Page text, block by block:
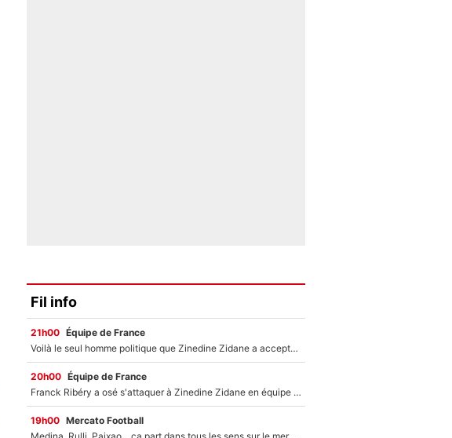
Fil info
21h00 Équipe de France
Voilà le seul homme politique que Zinedine Zidane a accepté dans son entourage : «Je garde un très bon souvenir de lui»
20h00 Équipe de France
Franck Ribéry a osé s'attaquer à Zinedine Zidane en équipe de France : «Je n'aurais jamais fait ça»
19h00 Mercato Football